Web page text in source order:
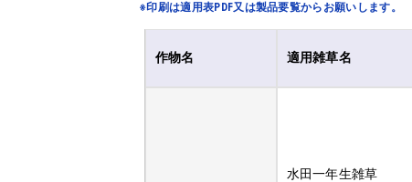
※印刷は適用表PDF又は製品要覧からお願いします。
作物名 適用雑草名
水田一年生雑草